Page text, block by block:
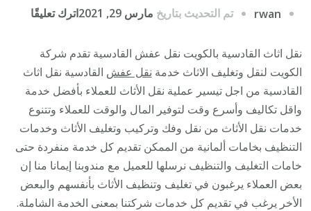
rwan تم التحديث بتاريخ مارس 29, 2021 اترك تعليقًا
في
/
/
أفضل
شركة
نقل
نقل اثاث القادسية بالكويت نقل عفش القادسية تقدم شركة
الكويت لنقل وتغليف الاثاث خدمة نقل عفش القادسية نقل اثاث
القادسية من اجل تيسير عملية نقل الأثاث للعملاء بأفضل خدمة
واقل تكاليف وأسرع وقت لتوفير المال والوقت للعملاء وتتنوع
خدمات نقل الأثاث من نقل وفك وتركيب وتغليف الأثاث وخدمات
التنظيف بخامات ألمانية من الممكن تقديم كل خدمة منفردة حتى
خامات التغليف والتنظيف نرسلها للعميل مع مندوبنا إيمانا منا إن
بعض العملاء يرغبون في تغليف وتنظيف الأثاث بأنفسهم والبعض
الأخر يرغب في تقديم كل خدمات شركتنا بمعنى الخدمة الشاملة.